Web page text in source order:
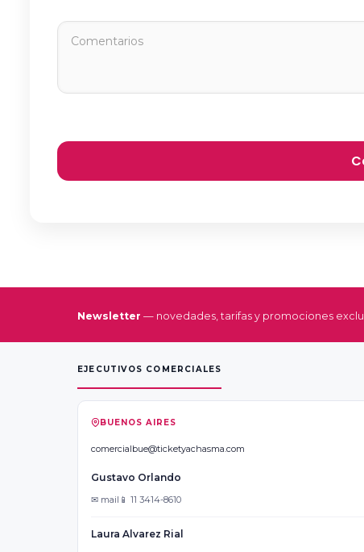
Newsletter — novedades, tarifas y promociones
EJECUTIVOS COMERCIALES
BUENOS AIRES
comercialbue@ticketyachasma.com
Gustavo Orlando
✉ mail 📱 11 3414-8610
Laura Alvarez Rial